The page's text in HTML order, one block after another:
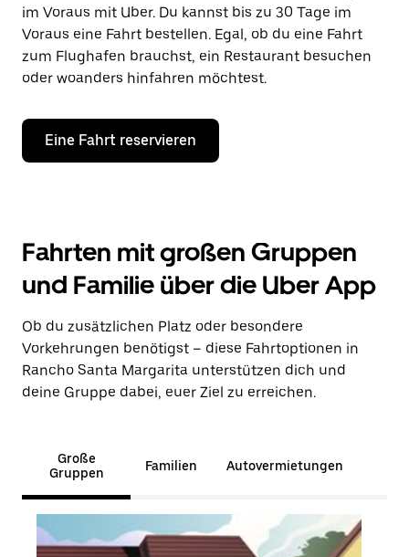
im Voraus mit Uber. Du kannst bis zu 30 Tage im
Voraus eine Fahrt bestellen. Egal, ob du eine Fahrt
zum Flughafen brauchst, ein Restaurant besuchen
oder woanders hinfahren möchtest.
Eine Fahrt reservieren
Fahrten mit großen Gruppen
und Familie über die Uber App
Ob du zusätzlichen Platz oder besondere
Vorkehrungen benötigst – diese Fahrtoptionen in
Rancho Santa Margarita unterstützen dich und
deine Gruppe dabei, euer Ziel zu erreichen.
Große
Gruppen
Familien Autovermietungen